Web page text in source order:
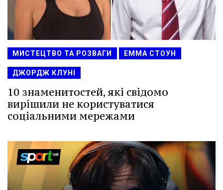
МИСТЕЦТВО ТА РОЗВАГИ ЕММА СТОУН
ДЖОРДЖ КЛУНІ
10 знаменитостей, які свідомо
вирішили не користуватися
соціальними мережами